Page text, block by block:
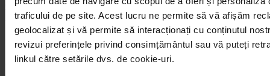
traficului de pe site. Acest lucru ne permite să vă afișăm
geolocalizat și vă permite să interacționați cu conținutul
revizui preferințele privind consimțământul sau vă puteți
linkul către setările dvs. de cookie-uri.
Contact ANPC 021-9551
Platforma SOL
Contact
comenzi si suport